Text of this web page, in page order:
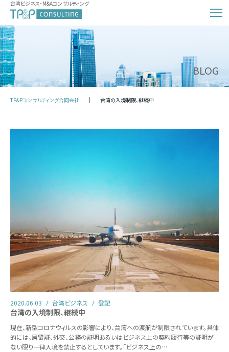
台湾ビジネス・M&Aコンサルティング
BLOG
TP&Pコンサルティング合同会社 台湾の入境制限、継続中
2020.06.03 台湾ビジネス 登記
台湾の入境制限、継続中
現在、新型コロナウィルスの影響により、台湾への渡航が制限されています。具体
的には、居留証、外交、公務の証明あるいはビジネス上の契約履行等の証明が
ない限り一律入境を禁止するとしています。「ビジネス上の…